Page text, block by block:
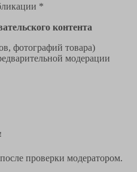
*
контента
фотографий товара)
модерации
проверки модератором.